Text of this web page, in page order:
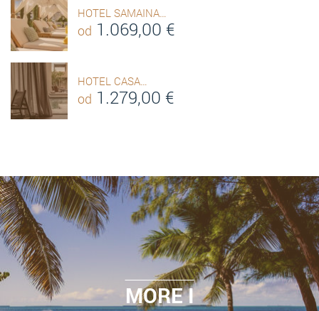
HOTEL SAMAINA…
od 1.069,00 €
HOTEL CASA…
od 1.279,00 €
MORE I